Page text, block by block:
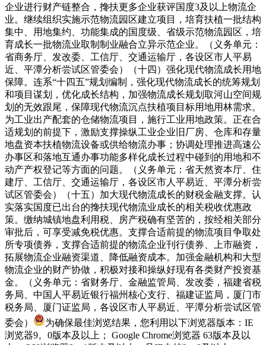
企业进行财产链整合，搀扶更多企业获评国度3及以上物流企
业。继续组织实施示范物流园区建立项目，培育扶植一批结构
集中、用地集约、功能集成的国度级、省级示范物流园区，培
育成长一批物流业取制制业融合立异示范企业。（义务单元：
省商务厅、发改委、工信厅、交通运输厅，各设区市人平易
近、平潭分析尝试区管委会）（十四）强化现代物流成长用地
保障。连系“十四五”规划编制，强化现代物流成长的统筹规划
和项目谋划，优化成长结构，加强物流成长规划取河山空间规
划的无效跟尾，保障现代物流沉点扶植项目标用地用林需求。
为工业出产配套的仓储物流项目，施行工业用地政策。正在合
适规划的前提下，激励支撑操纵工业企业旧厂房、仓库和存量
地盘资本扶植物流设备或供给物流办事；协调处理推进高速公
办事区和落地互通办事功能多样化成长过程中碰到的用地和不
动产产权登记等方面的问题。（义务单元：省天然资本厅、住
建厅、工信厅、交通运输厅，各设区市人平易近、平潭分析尝
试区管委会）（十五）加大现代物流成长的财税金融支撑。认
实落实国度已出台的搀扶现代物流业成长的相关税收优惠政
策。缴纳城镇地盘利用税、房产税确有坚苦的，按经相关部分
审批后，可享受减免税优惠。支撑合适前提的物流项目争取处
所专项债券，支撑合适前提的物流企业刊行债券、上市融资，
拓展物流企业融资渠道、降低融资成本。加强金融机构和大型
物流企业的财产协做，积极对接和操纵好现有各类财产投资基
金。（义务单元：省财务厅、金融监管局、发改委，福建省税
务局、中国人平易近银行福州核心支行、福建证监局，厦门市
税务局、厦门证监局，各设区市人平易近、平潭分析尝试区管
委会）
为确保最佳浏览结果，您利用以下浏览器版本：IE
浏览器9。0版本及以上； Google Chrome浏览器 63版本及以